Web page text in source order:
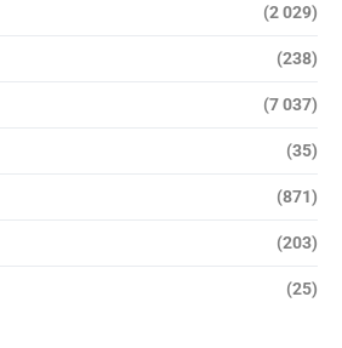
(2 029)
(238)
(7 037)
(35)
(871)
(203)
(25)